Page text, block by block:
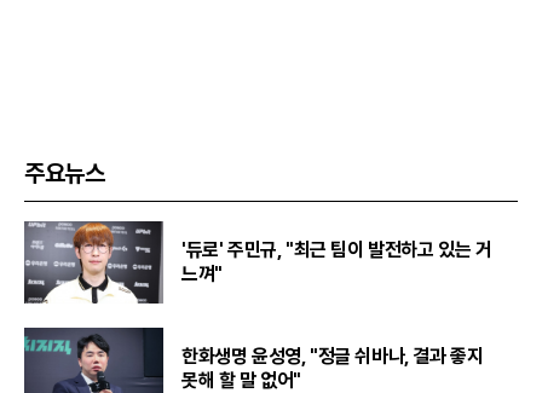
주요뉴스
'듀로' 주민규, "최근 팀이 발전하고 있는 거
느껴"
한화생명 윤성영, "정글 쉬바나, 결과 좋지
못해 할 말 없어"